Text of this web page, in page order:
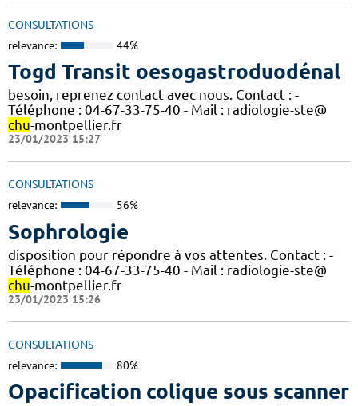
CONSULTATIONS
relevance: 44%
Togd Transit oesogastroduodénal
besoin, reprenez contact avec nous. Contact : -
Téléphone : 04-67-33-75-40 - Mail : radiologie-ste@
chu-montpellier.fr
23/01/2023 15:27
CONSULTATIONS
relevance: 56%
Sophrologie
disposition pour répondre à vos attentes. Contact : -
Téléphone : 04-67-33-75-40 - Mail : radiologie-ste@
chu-montpellier.fr
23/01/2023 15:26
CONSULTATIONS
relevance: 80%
Opacification colique sous scanner